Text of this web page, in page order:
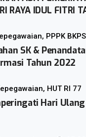
RAYA IDUL FITRI
PPPK
SK &
Tahun 2022
HUT RI 77
Hari